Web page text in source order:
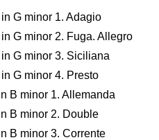
G minor 1. Adagio
G minor 2. Fuga. Allegro
G minor 3. Siciliana
G minor 4. Presto
B minor 1. Allemanda
B minor 2. Double
B minor 3. Corrente